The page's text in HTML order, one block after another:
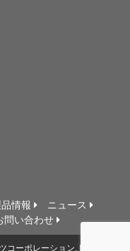
情報
ニュース
問い合わせ
ーポレーション, Ltd. All